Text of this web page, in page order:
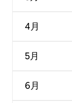
4月
5月
6月